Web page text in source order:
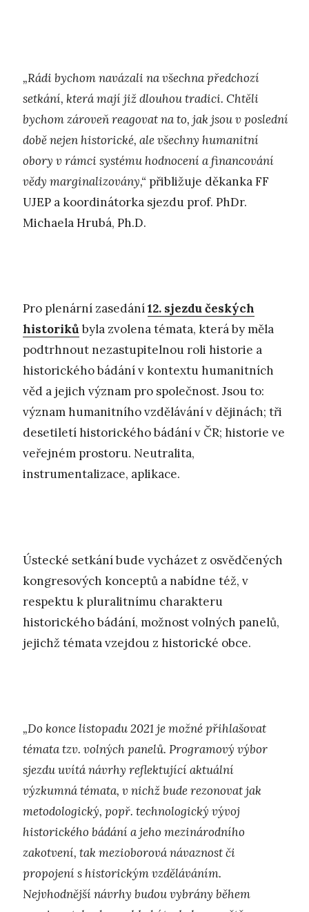
„Rádi bychom navázali na všechna předchozí
setkání, která mají již dlouhou tradici. Chtěli
bychom zároveň reagovat na to, jak jsou v poslední
době nejen historické, ale všechny humanitní
obory v rámci systému hodnocení a financování
vědy marginalizovány,“ přibližuje děkanka FF
UJEP a koordinátorka sjezdu prof. PhDr.
Michaela Hrubá, Ph.D.
Pro plenární zasedání12. sjezdu českých
historikůbyla zvolena témata, která by měla
podtrhnout nezastupitelnou roli historie a
historického bádání v kontextu humanitních
věd a jejich význam pro společnost. Jsou to:
význam humanitního vzdělávání v dějinách; tři
desetiletí historického bádání v ČR; historie ve
veřejném prostoru. Neutralita,
instrumentalizace, aplikace.
Ústecké setkání bude vycházet z osvědčených
kongresových konceptů a nabídne též, v
respektu k pluralitnímu charakteru
historického bádání, možnost volných panelů,
jejichž témata vzejdou z historické obce.
„Do konce listopadu 2021 je možné přihlašovat
témata tzv. volných panelů. Programový výbor
sjezdu uvítá návrhy reflektující aktuální
výzkumná témata, v nichž bude rezonovat jak
metodologický, popř. technologický vývoj
historického bádání a jeho mezinárodního
zakotvení, tak mezioborová návaznost či
propojení s historickým vzděláváním.
Nejvhodnější návrhy budou vybrány během